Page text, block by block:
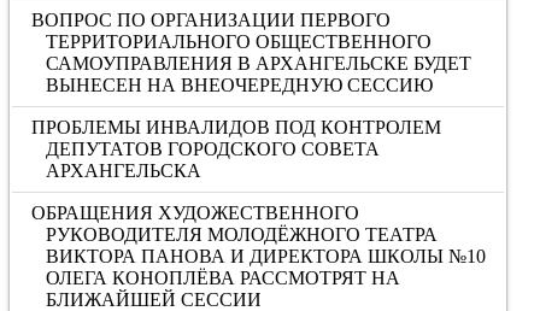
ВОПРОС ПО ОРГАНИЗАЦИИ ПЕРВОГО
ТЕРРИТОРИАЛЬНОГО ОБЩЕСТВЕННОГО
САМОУПРАВЛЕНИЯ В АРХАНГЕЛЬСКЕ БУДЕТ
ВЫНЕСЕН НА ВНЕОЧЕРЕДНУЮ СЕССИЮ
ПРОБЛЕМЫ ИНВАЛИДОВ ПОД КОНТРОЛЕМ
ДЕПУТАТОВ ГОРОДСКОГО СОВЕТА
АРХАНГЕЛЬСКА
ОБРАЩЕНИЯ ХУДОЖЕСТВЕННОГО
РУКОВОДИТЕЛЯ МОЛОДЁЖНОГО ТЕАТРА
ВИКТОРА ПАНОВА И ДИРЕКТОРА ШКОЛЫ №10
ОЛЕГА КОНОПЛЁВА РАССМОТРЯТ НА
БЛИЖАЙШЕЙ СЕССИИ